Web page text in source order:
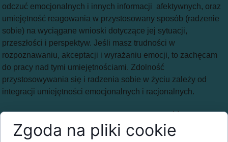
odczuć emocjonalnych i innych informacji afektywnych, oraz
umiejętność reagowania w przystosowany sposób (radzenie
sobie) na wyciągane wnioski dotyczące jej sytuacji,
przeszłości i perspektyw. Jeśli masz trudności w
rozpoznawaniu, akceptacji i wyrażaniu emocji, to zachęcam
do pracy nad tymi umiejętnościami. Zdolność
przystosowywania się i radzenia sobie w życiu zależy od
integracji umiejętności emocjonalnych i racjonalnych.
"Połączenie rozumu z afektem daje jasność obdarzoną
pasją. Rozum bez afektu byłby bezsilny, afekt bez
rozumu byłby ślepy."
Zgoda na pliki cookie